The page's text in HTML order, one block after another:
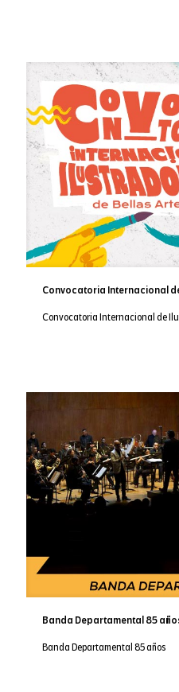
Convocatoria Internacional
Convocatoria Internacional de
Banda Departamental 85
Banda Departamental 85 años